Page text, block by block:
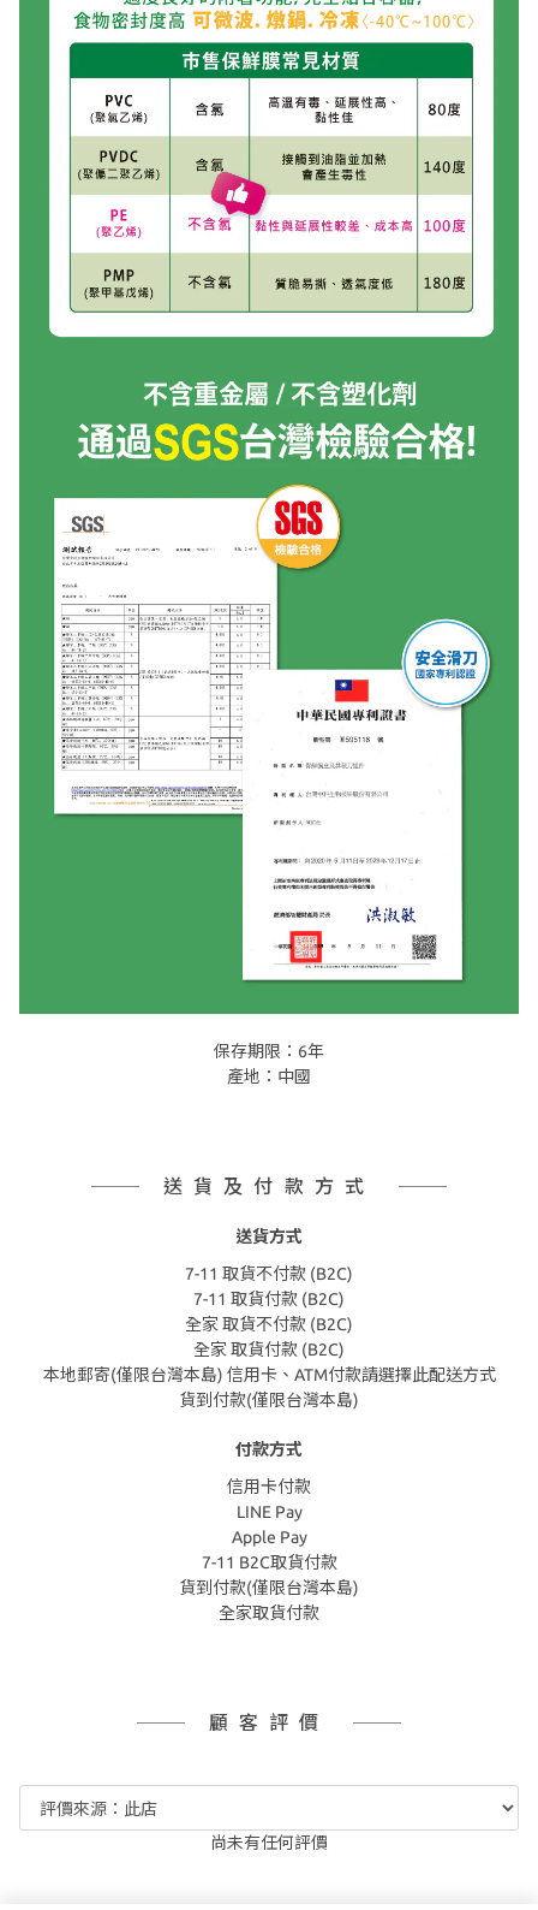
保存期限：6年
產地：中國
送貨及付款方式
送貨方式
7-11 取貨不付款 (B2C)
7-11 取貨付款 (B2C)
全家 取貨不付款 (B2C)
全家 取貨付款 (B2C)
本地郵寄(僅限台灣本島) 信用卡、ATM付款請選擇此配送方式
貨到付款(僅限台灣本島)
付款方式
信用卡付款
LINE Pay
Apple Pay
7-11 B2C取貨付款
貨到付款(僅限台灣本島)
全家取貨付款
顧客評價
尚未有任何評價